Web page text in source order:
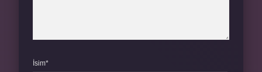
İsim*